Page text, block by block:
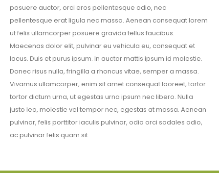
posuere auctor, orci eros pellentesque odio, nec
pellentesque erat ligula nec massa. Aenean consequat lorem
ut felis ullamcorper posuere gravida tellus faucibus.
Maecenas dolor elit, pulvinar eu vehicula eu, consequat et
lacus. Duis et purus ipsum. In auctor mattis ipsum id molestie.
Donec risus nulla, fringilla a rhoncus vitae, semper a massa.
Vivamus ullamcorper, enim sit amet consequat laoreet, tortor
tortor dictum urna, ut egestas urna ipsum nec libero. Nulla
justo leo, molestie vel tempor nec, egestas at massa. Aenean
pulvinar, felis porttitor iaculis pulvinar, odio orci sodales odio,
ac pulvinar felis quam sit.